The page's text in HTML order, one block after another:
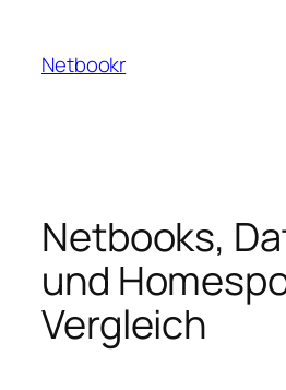
springen
Netbookr
Netbooks,
und
Vergleich